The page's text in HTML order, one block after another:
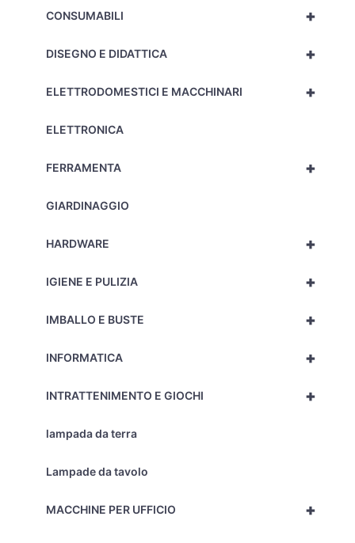
+
CONSUMABILI
+
DISEGNO E DIDATTICA
+
ELETTRODOMESTICI E MACCHINARI
ELETTRONICA
+
FERRAMENTA
GIARDINAGGIO
+
HARDWARE
+
IGIENE E PULIZIA
+
IMBALLO E BUSTE
+
INFORMATICA
+
INTRATTENIMENTO E GIOCHI
lampada da terra
Lampade da tavolo
+
MACCHINE PER UFFICIO